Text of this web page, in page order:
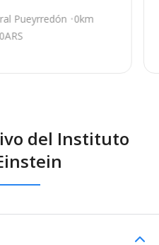
Pueyrredón 0km
del Instituto